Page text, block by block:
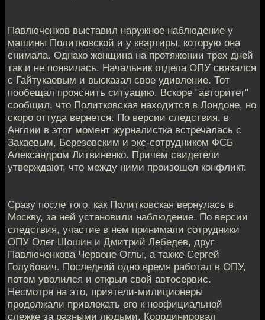
Павлюченков выставил наружное наблюдение у
машины Политковской и у квартиры, которую она
снимала. Однако женщина на протяжении трех дней
так и не появилась. Начальник отдела ОПУ связался
с Гайтукаевым и высказал свое удивление. Тот
пообещал прояснить ситуацию. Вскоре "авторитет"
сообщил, что Политковская находится в Лондоне, но
скоро оттуда вернется. По версии следствия, в
Англии в этот момент журналистка встречалась с
Закаевым, Березовским и экс-сотрудником ФСБ
Александром Литвиненко. Причем свидетели
утверждают, что между ними произошел конфликт.
Сразу после того, как Политковская вернулась в
Москву, за ней установили наблюдение. По версии
следствия, участие в нем принимали сотрудники
ОПУ Олег Шошин и Дмитрий Лебедев, друг
Павлюченкова Червоне Оглы, а также Сергей
Голубович. Последний одно время работал в ОПУ,
потом уволился и открыл свой автосервис.
Несмотря на это, приятели-милиционеры
продолжали привлекать его к неофициальной
слежке за разными людьми. Координировал